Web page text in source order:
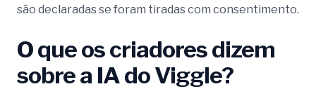
são declaradas se foram tiradas com consentimento.
O que os criadores dizem
sobre a IA do Viggle?